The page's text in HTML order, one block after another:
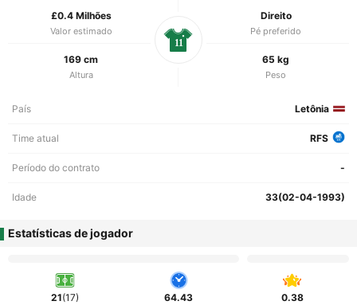
£0.4 Milhões
Valor estimado
Direito
Pé preferido
169 cm
Altura
65 kg
Peso
11
País Letônia
Time atual RFS
Período do contrato -
Idade 33(02-04-1993)
Estatísticas de jogador
21(17) 64.43 0.38